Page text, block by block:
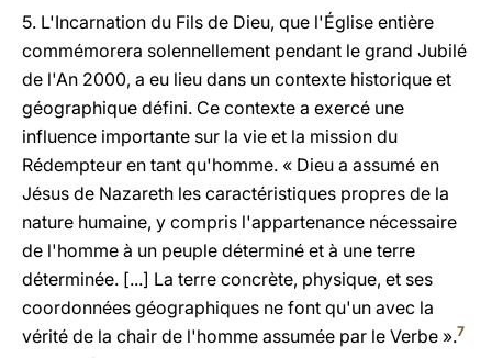
5. L'Incarnation du Fils de Dieu, que l'Église entière
commémorera solennellement pendant le grand Jubilé
de l'An 2000, a eu lieu dans un contexte historique et
géographique défini. Ce contexte a exercé une
influence importante sur la vie et la mission du
Rédempteur en tant qu'homme. « Dieu a assumé en
Jésus de Nazareth les caractéristiques propres de la
nature humaine, y compris l'appartenance nécessaire
de l'homme à un peuple déterminé et à une terre
déterminée. [...] La terre concrète, physique, et ses
coordonnées géographiques ne font qu'un avec la
vérité de la chair de l'homme assumée par le Verbe ».7